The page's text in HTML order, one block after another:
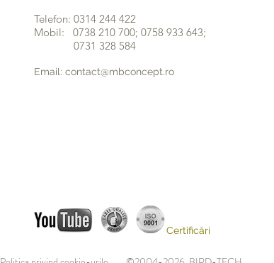
Telefon: 0314 244 422
Mobil: 0738 210 700; 0758 933 643;
0731 328 584
Email: contact@mbconcept.ro
Certificări